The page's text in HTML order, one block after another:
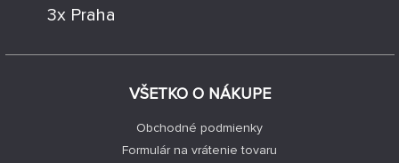
VŠETKO O NÁKUPE
Obchodné podmienky
Formulár na vrátenie tovaru
3x Praha